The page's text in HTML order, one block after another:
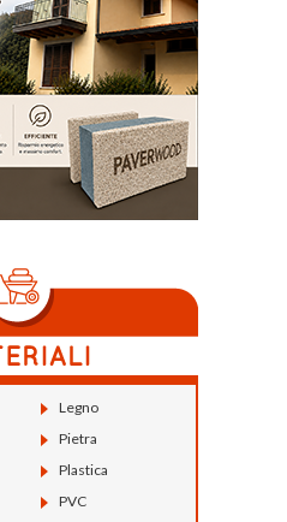
Legno
Pietra
Plastica
PVC